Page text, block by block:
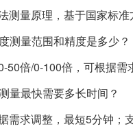
测量原理，基于国家标
测量范围和精度是多少？
50倍/0-100倍，可根据需
量最快需要多长时间？
需求调整，最短5分钟；